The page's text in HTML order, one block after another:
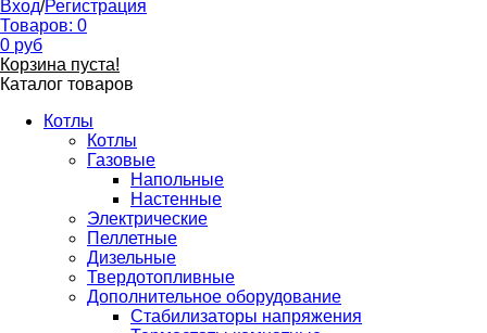
Вход/Регистрация
Товаров: 0
0 руб
Корзина пуста!
Каталог товаров
Котлы
Котлы
Газовые
Напольные
Настенные
Электрические
Пеллетные
Дизельные
Твердотопливные
Дополнительное оборудование
Стабилизаторы напряжения